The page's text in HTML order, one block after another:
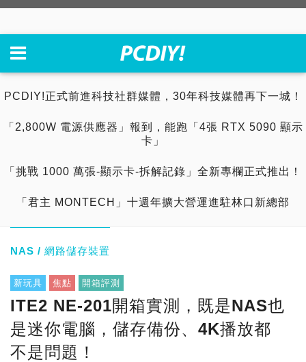
PCDIY!正式前進科技社群媒體，30年科技媒體再下一城！
「2,800W 電源供應器」報到，能跑「4張 RTX 5090 顯示
卡」
「挑戰 1000 萬張-顯示卡-拆解記錄」全新專欄正式推出！
「君主 MONTECH」十週年擴大營運進駐林口新總部
NAS / 網路儲存裝置
新玩具 焦點 開箱評測
ITE2 NE-201開箱實測，既是NAS也
是迷你電腦，儲存備份、4K播放都
不是問題！